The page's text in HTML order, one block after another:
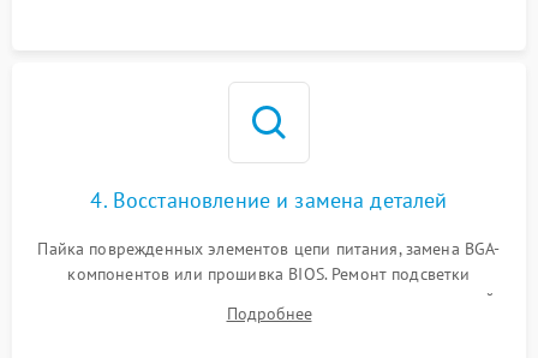
4. Восстановление и замена деталей
Пайка поврежденных элементов цепи питания, замена BGA-
компонентов или прошивка BIOS. Ремонт подсветки
матрицы, замена неисправного накопителя на скоростной
SSD или установка новых модулей памяти.
Подробнее